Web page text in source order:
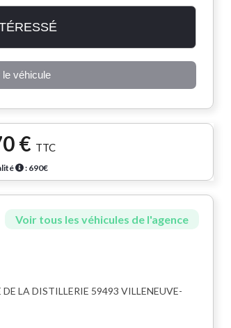
véhicule
€ TTC
: 690€
Voir tous les véhicules de l'agence
LA DISTILLERIE 59493 VILLENEUVE-